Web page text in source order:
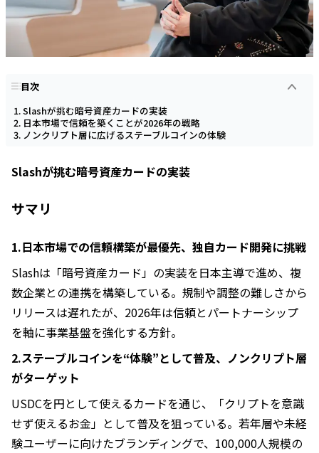
目次
Slashが挑む暗号資産カードの実装
日本市場で信頼を築くことが2026年の戦略
ノンクリプト層に広げるステーブルコインの体験
Slashが挑む暗号資産カードの実装
サマリ
1.日本市場での信頼構築が最優先、独自カード開発に挑戦
Slashは「暗号資産カード」の実装を日本主導で進め、複
数企業との連携を構築している。規制や調整の難しさから
リリースは遅れたが、2026年は信頼とパートナーシップ
を軸に事業基盤を強化する方針。
2.ステーブルコインを“体験”として普及、ノンクリプト層
がターゲット
USDCを円として使えるカードを通じ、「クリプトを意識
せず使えるお金」として普及を狙っている。若年層や未経
験ユーザーに向けたブランディングで、100,000人規模の